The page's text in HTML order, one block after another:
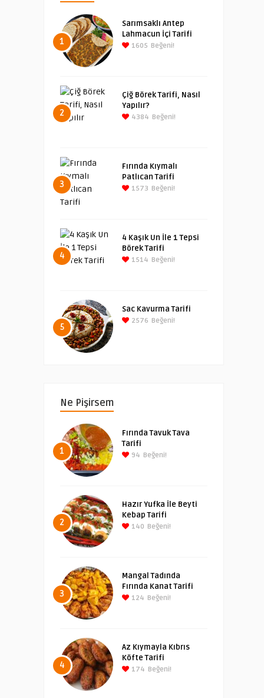
1
Sarımsaklı Antep
Lahmacun İçi Tarifi
1605 Beğeni!
2
Çiğ Börek Tarifi, Nasıl
Yapılır?
4384 Beğeni!
3
Fırında Kıymalı
Patlıcan Tarifi
1573 Beğeni!
4
4 Kaşık Un İle 1 Tepsi
Börek Tarifi
1514 Beğeni!
5
Sac Kavurma Tarifi
2576 Beğeni!
Ne Pişirsem
1
Fırında Tavuk Tava
Tarifi
94 Beğeni!
2
Hazır Yufka İle Beyti
Kebap Tarifi
140 Beğeni!
3
Mangal Tadında
Fırında Kanat Tarifi
124 Beğeni!
4
Az Kıymayla Kıbrıs
Köfte Tarifi
174 Beğeni!